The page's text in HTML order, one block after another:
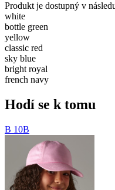
Produkt je dostupný v
white
bottle green
yellow
classic red
sky blue
bright royal
french navy
Hodí se k tomu
B 10B